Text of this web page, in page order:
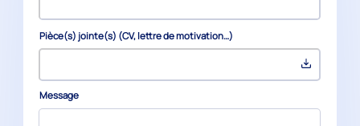
Pièce(s) jointe(s) (CV, lettre de motivation…)
Message